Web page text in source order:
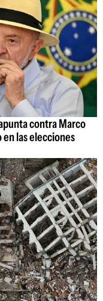
contra Marco
en las elecciones